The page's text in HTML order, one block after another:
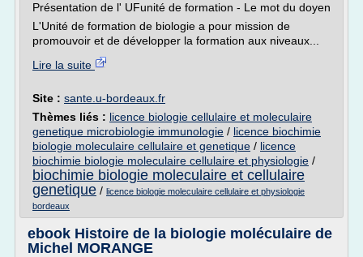
Présentation de l' UFunité de formation - Le mot du doyen
L'Unité de formation de biologie a pour mission de
promouvoir et de développer la formation aux niveaux...
Lire la suite
Site : sante.u-bordeaux.fr
Thèmes liés : licence biologie cellulaire et moleculaire
genetique microbiologie immunologie / licence biochimie
biologie moleculaire cellulaire et genetique / licence
biochimie biologie moleculaire cellulaire et physiologie /
biochimie biologie moleculaire et cellulaire
genetique / licence biologie moleculaire cellulaire et physiologie
bordeaux
ebook Histoire de la biologie moléculaire de
Michel MORANGE